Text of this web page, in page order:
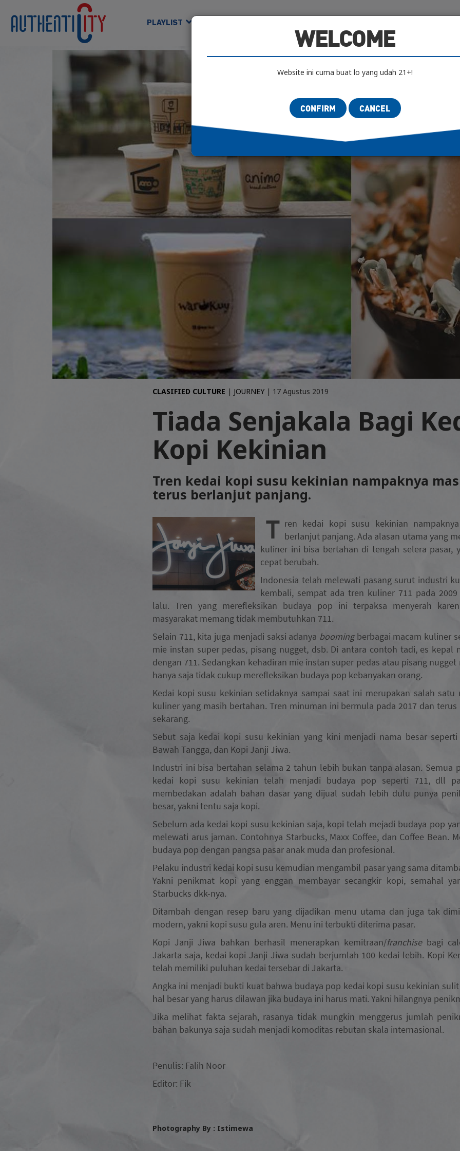
PLAYLIST
CLASIFIED CULTURE | JOURNEY | 17 Agustus 2019
Tiada Senjakala Bagi
Kopi Kekinian
Tren kedai kopi susu kekinian nampaknya
terus berlanjut panjang.
T ren kedai kopi susu kekinian
berlanjut panjang. Ada alasan utama yang
kuliner ini bisa bertahan di tengah selera pasar,
cepat berubah.
Indonesia telah melewati pasang surut industri
kembali, sempat ada tren kuliner 711 pada
lalu. Tren yang merefleksikan budaya pop ini terpaksa menyerah
masyarakat memang tidak membutuhkan 711.
Selain 711, kita juga menjadi saksi adanya boomingberbagai macam kuliner
mie instan super pedas, pisang nugget, dsb. Di antara contoh tadi, es kepal
dengan 711. Sedangkan kehadiran mie instan super pedas atau pisang
hanya saja tidak cukup merefleksikan budaya pop kebanyakan orang.
Kedai kopi susu kekinian setidaknya sampai saat ini merupakan salah satu
kuliner yang masih bertahan. Tren minuman ini bermula pada 2017 dan
sekarang.
Sebut saja kedai kopi susu kekinian yang kini menjadi nama besar
Bawah Tangga, dan Kopi Janji Jiwa.
Industri ini bisa bertahan selama 2 tahun lebih bukan tanpa alasan. Semua
kedai kopi susu kekinian telah menjadi budaya pop seperti 711, dll
membedakan adalah bahan dasar yang dijual sudah lebih dulu punya
besar, yakni tentu saja kopi.
Sebelum ada kedai kopi susu kekinian saja, kopi telah mejadi budaya pop
melewati arus jaman. Contohnya Starbucks, Maxx Coffee, dan Coffee Bean.
budaya pop dengan pangsa pasar anak muda dan profesional.
Pelaku industri kedai kopi susu kemudian mengambil pasar yang sama
Yakni penikmat kopi yang enggan membayar secangkir kopi, semahal
Starbucks dkk-nya.
Ditambah dengan resep baru yang dijadikan menu utama dan juga tak
modern, yakni kopi susu gula aren. Menu ini terbukti diterima pasar.
Kopi Janji Jiwa bahkan berhasil menerapkan kemitraan/franchise bagi
Jakarta saja, kedai kopi Janji Jiwa sudah berjumlah 100 kedai lebih. Kopi
telah memiliki puluhan kedai tersebar di Jakarta.
Angka ini menjadi bukti kuat bahwa budaya pop kedai kopi susu kekinian
hal besar yang harus dilawan jika budaya ini harus mati. Yakni hilangnya
Jika melihat fakta sejarah, rasanya tidak mungkin menggerus jumlah
bahan bakunya saja sudah menjadi komoditas rebutan skala internasional.
Penulis: Falih Noor
Editor: Fik
Photography By : Istimewa
WELCOME
Website ini cuma buat lo yang udah 21+!
CONFIRM CANCEL